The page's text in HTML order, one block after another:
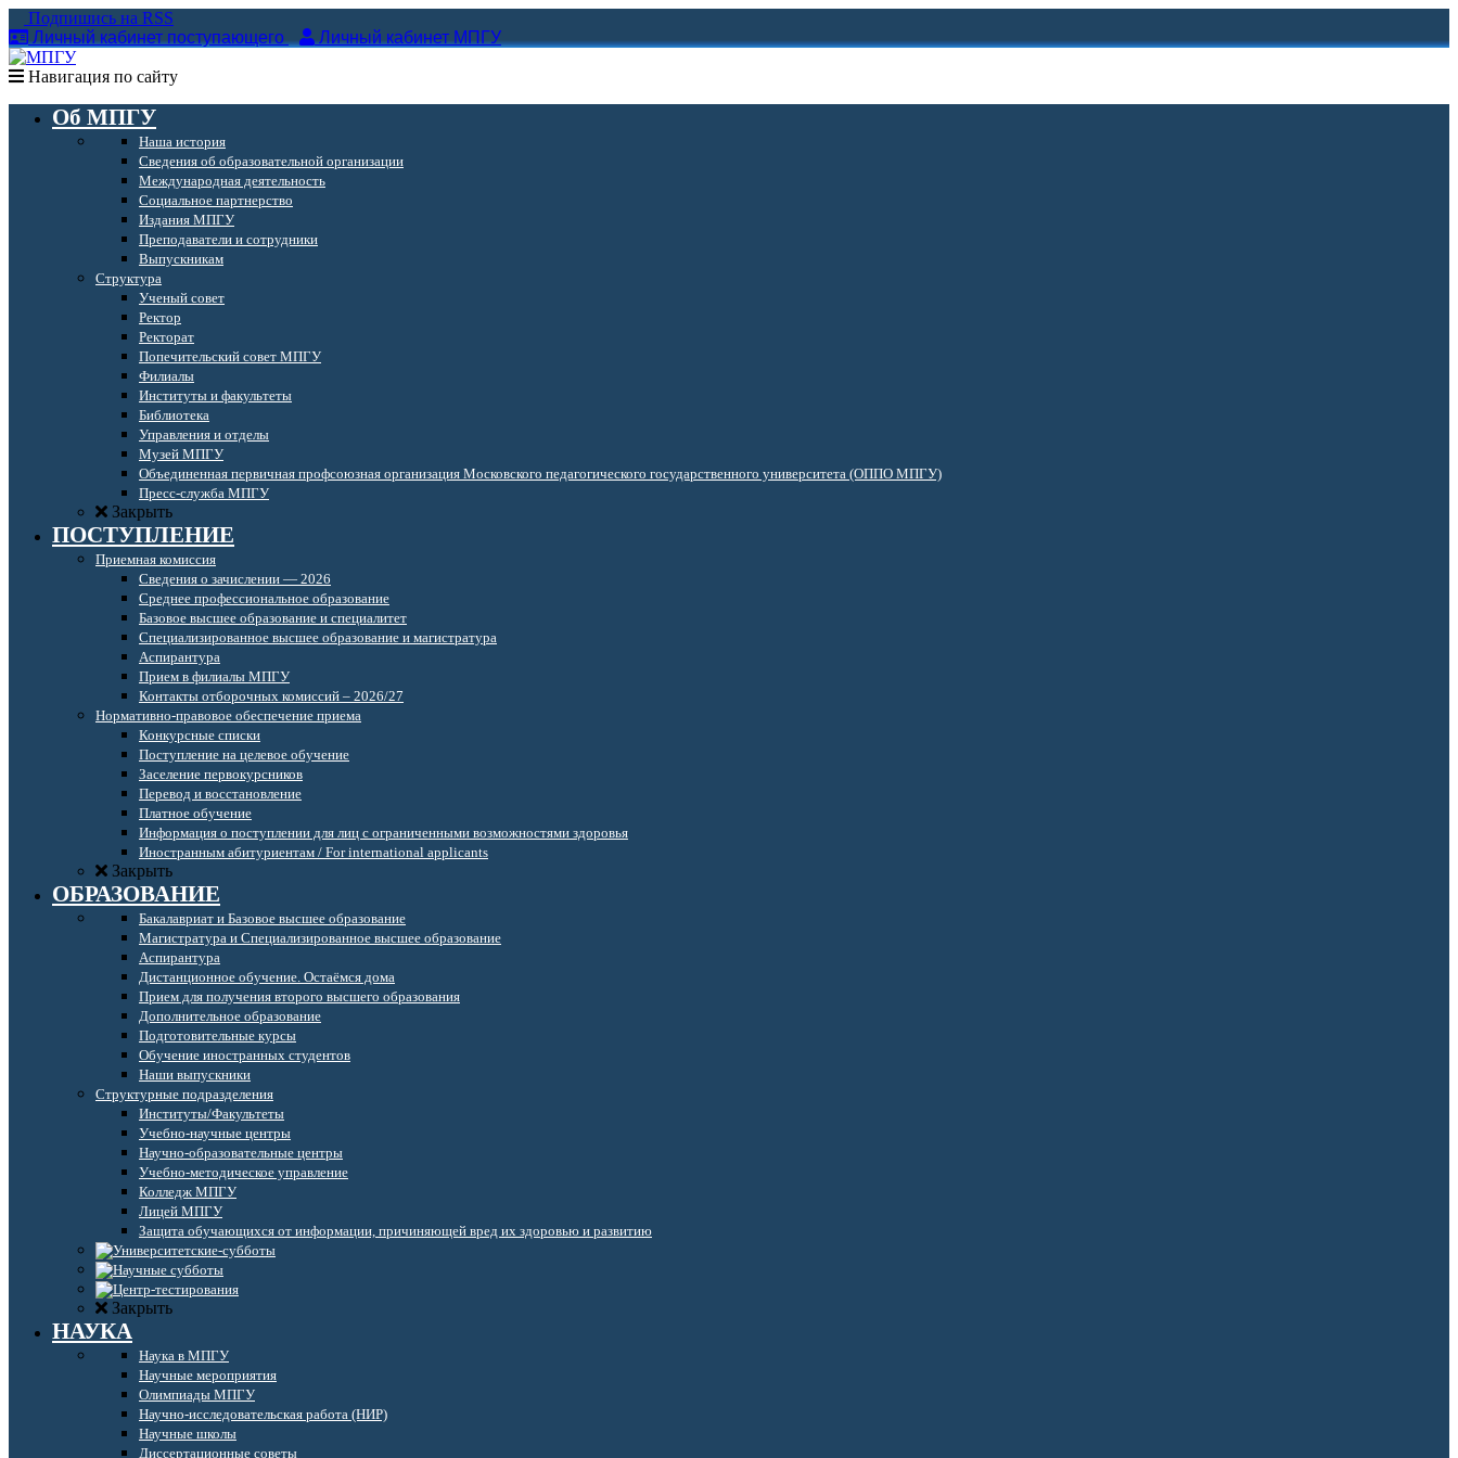
Подпишись на RSS
Личный кабинет поступающего
Личный кабинет МПГУ
Навигация по сайту
Об МПГУ
Наша история
Сведения об образовательной организации
Международная деятельность
Социальное партнерство
Издания МПГУ
Преподаватели и сотрудники
Выпускникам
Структура
Ученый совет
Ректор
Ректорат
Попечительский совет МПГУ
Филиалы
Институты и факультеты
Библиотека
Управления и отделы
Музей МПГУ
Объединенная первичная профсоюзная организация Московского педагогического государственного университета (ОППО МПГУ)
Пресс-служба МПГУ
Закрыть
ПОСТУПЛЕНИЕ
Приемная комиссия
Сведения о зачислении — 2026
Среднее профессиональное образование
Базовое высшее образование и специалитет
Специализированное высшее образование и магистратура
Аспирантура
Прием в филиалы МПГУ
Контакты отборочных комиссий – 2026/27
Нормативно-правовое обеспечение приема
Конкурсные списки
Поступление на целевое обучение
Заселение первокурсников
Перевод и восстановление
Платное обучение
Информация о поступлении для лиц с ограниченными возможностями здоровья
Иностранным абитуриентам / For international applicants
Закрыть
ОБРАЗОВАНИЕ
Бакалавриат и Базовое высшее образование
Магистратура и Специализированное высшее образование
Аспирантура
Дистанционное обучение. Остаёмся дома
Прием для получения второго высшего образования
Дополнительное образование
Подготовительные курсы
Обучение иностранных студентов
Наши выпускники
Структурные подразделения
Институты/Факультеты
Учебно-научные центры
Научно-образовательные центры
Учебно-методическое управление
Колледж МПГУ
Лицей МПГУ
Защита обучающихся от информации, причиняющей вред их здоровью и развитию
Закрыть
НАУКА
Наука в МПГУ
Научные мероприятия
Олимпиады МПГУ
Научно-исследовательская работа (НИР)
Научные школы
Диссертационные советы